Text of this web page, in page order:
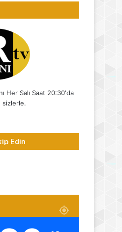
Her Salı Saat 20:30'da
sizlerle.
Edin